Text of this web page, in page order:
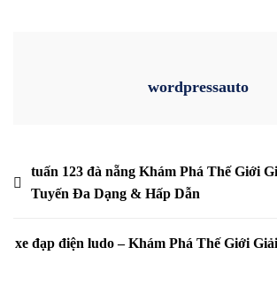
wordpressauto
Post
navigation
tuấn 123 đà nẵng Khám Phá Thế Giới
Tuyến Đa Dạng & Hấp Dẫn
xe đạp điện ludo – Khám Phá Thế Giới